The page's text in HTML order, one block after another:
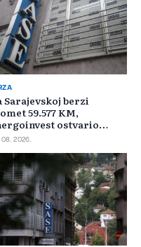
Sarajevskoj berzi
59.577 KM,
ostvario
promet
2026.